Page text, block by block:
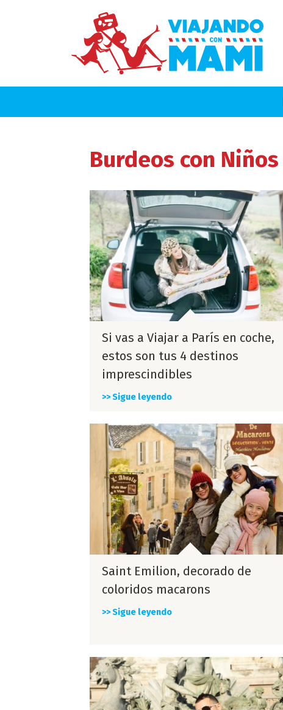
Burdeos con Niños
Si vas a Viajar a París en coche,
estos son tus 4 destinos
imprescindibles
>> Sigue leyendo
Saint Emilion, decorado de
coloridos macarons
>> Sigue leyendo